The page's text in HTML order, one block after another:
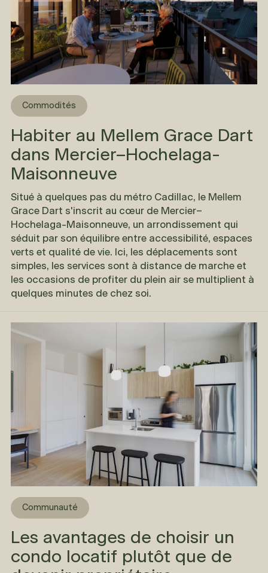
Commodités
Habiter au Mellem Grace Dart
dans Mercier–Hochelaga-
Maisonneuve
Situé à quelques pas du métro Cadillac, le Mellem
Grace Dart s'inscrit au cœur de Mercier–
Hochelaga-Maisonneuve, un arrondissement qui
séduit par son équilibre entre accessibilité, espaces
verts et qualité de vie. Ici, les déplacements sont
simples, les services sont à distance de marche et
les occasions de profiter du plein air se multiplient à
quelques minutes de chez soi.
Communauté
Les avantages de choisir un
condo locatif plutôt que de